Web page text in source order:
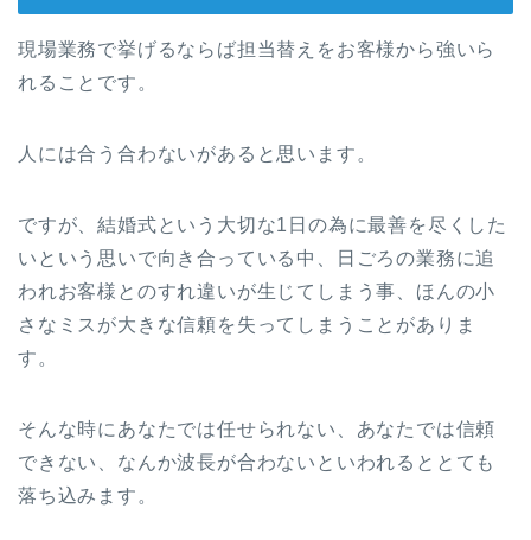
現場業務で挙げるならば担当替えをお客様から強いら
れることです。
人には合う合わないがあると思います。
ですが、結婚式という大切な1日の為に最善を尽くした
いという思いで向き合っている中、日ごろの業務に追
われお客様とのすれ違いが生じてしまう事、ほんの小
さなミスが大きな信頼を失ってしまうことがありま
す。
そんな時にあなたでは任せられない、あなたでは信頼
できない、なんか波長が合わないといわれるととても
落ち込みます。